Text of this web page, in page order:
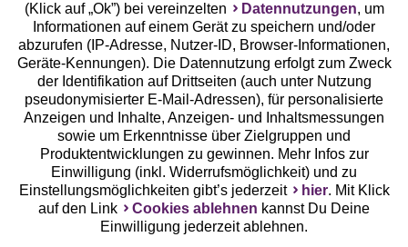
Geprüfte Sicherheit
Unsere Apps
(Klick auf „Ok”) bei vereinzelten
Datennutzungen, um
Informationen auf einem Gerät zu speichern und/oder
abzurufen (IP-Adresse, Nutzer-ID, Browser-Informationen,
Geräte-Kennungen). Die Datennutzung erfolgt zum Zweck
der Identifikation auf Drittseiten (auch unter Nutzung
pseudonymisierter E-Mail-Adressen), für personalisierte
Anzeigen und Inhalte, Anzeigen- und Inhaltsmessungen
sowie um Erkenntnisse über Zielgruppen und
Produktentwicklungen zu gewinnen. Mehr Infos zur
Einwilligung (inkl. Widerrufsmöglichkeit) und zu
Einstellungsmöglichkeiten gibt’s jederzeit
hier. Mit Klick
auf den Link
Cookies ablehnen kannst Du Deine
Einwilligung jederzeit ablehnen.